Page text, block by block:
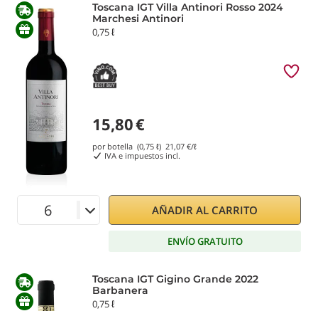
Toscana IGT Villa Antinori Rosso 2024
Marchesi Antinori
0,75 ℓ
15,80€
por botella (0,75 ℓ) 21,07 €/ℓ
IVA e impuestos incl.
AÑADIR AL CARRITO
ENVÍO GRATUITO
Toscana IGT Gigino Grande 2022
Barbanera
0,75 ℓ